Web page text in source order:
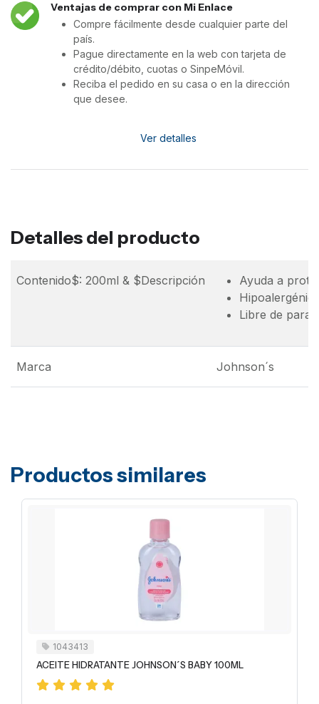
Ventajas de comprar con Mi Enlace
Compre fácilmente desde cualquier parte del
país.
Pague directamente en la web con tarjeta de
crédito/débito, cuotas o SinpeMóvil.
Reciba el pedido en su casa o en la dirección
que desee.
Ver detalles
Detalles del producto
Contenido$: 200ml & $Descripción
Ayuda a
Libre de
Marca Johnson´s
Productos similares
1043413
ACEITE HIDRATANTE JOHNSON´S BABY 100ML